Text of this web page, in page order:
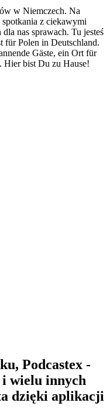
w Niemczech. Na
z ciekawymi
nas sprawach. Tu jesteś
für Polen in Deutschland.
Gäste, ein Ort für
Hier bist Du zu Hause!
Podcastex -
i wielu innych
dzięki aplikacji